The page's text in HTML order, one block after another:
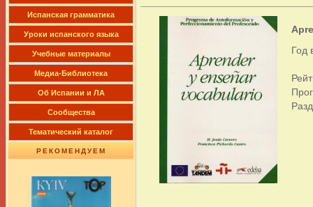
Испанская грамматика
Уроки испанского языка
Учебные материалы
Медиа-Библиотека
Об Испании и ЛА
Сообщества
Тематический каталог
РЕКОМЕНДУЕМ
Год